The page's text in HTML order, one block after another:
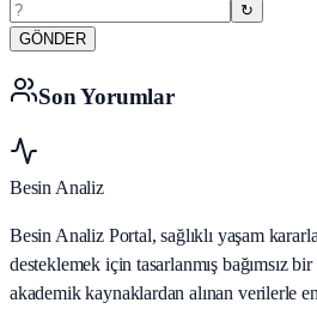
↻
GÖNDER
Son Yorumlar
Besin Analiz
Besin Analiz Portal, sağlıklı yaşam
desteklemek için tasarlanmış bağımsız
akademik kaynaklardan alınan verilerle